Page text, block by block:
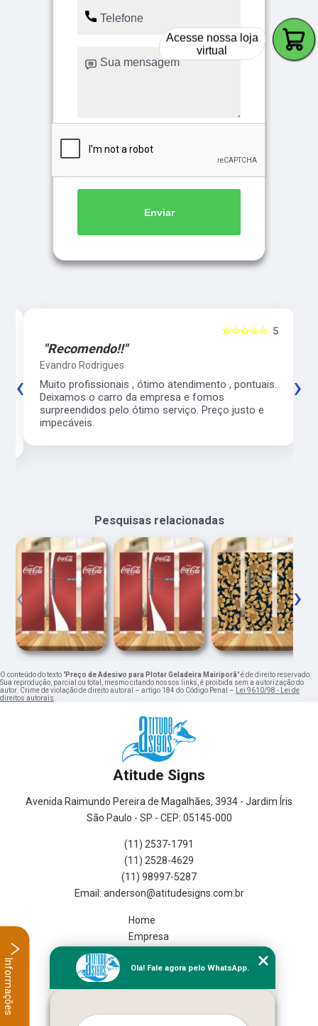
Enviar
5
☆☆☆☆☆
"Recomendo!!"
Evandro Rodrigues
Muito profissionais , ótimo atendimento , pontuais.
Deixamos o carro da empresa e fomos
surpreendidos pelo ótimo serviço. Preço justo e
impecáveis.
‹ ›
Pesquisas relacionadas
‹ ›
O conteúdo do texto "Preço de Adesivo para Plotar Geladeira Mairiporã" é de direito reservado.
Sua reprodução, parcial ou total, mesmo citando nossos links, é proibida sem a autorização do
autor. Crime de violação de direito autoral – artigo 184 do Código Penal –
Lei 9610/98 - Lei de
direitos autorais
Atitude Signs
Avenida Raimundo Pereira de Magalhães, 3934 - Jardim Íris
São Paulo - SP - CEP: 05145-000
(11) 2537-1791
(11) 2528-4629
(11) 98997-5287
Home
Empresa
Serviços
Mais Serviços
Olá! Fale agora pelo WhatsApp.
Informações
Acesse nossa loja
virtual